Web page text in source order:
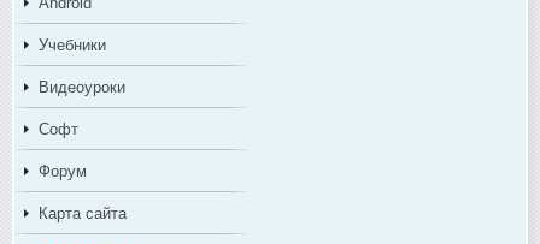
Учебники
Видеоуроки
Софт
Форум
Карта сайта